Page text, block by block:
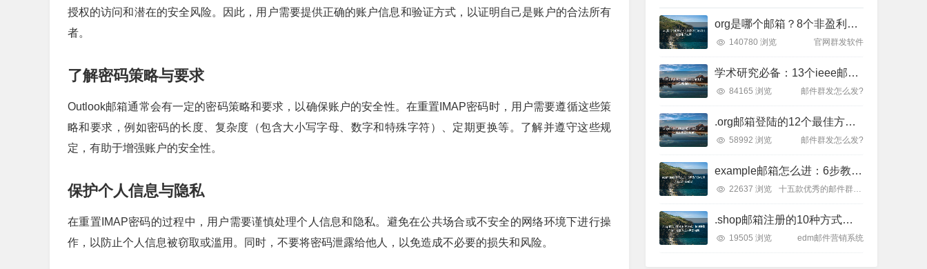
授权的访问和潜在的安全风险。因此，用户需要提供正确的账户信息和验证方式，以证明自己是账户的合法所有
者。
了解密码策略与要求
Outlook邮箱通常会有一定的密码策略和要求，以确保账户的安全性。在重置IMAP密码时，用户需要遵循这些策
略和要求，例如密码的长度、复杂度（包含大小写字母、数字和特殊字符）、定期更换等。了解并遵守这些规
定，有助于增强账户的安全性。
保护个人信息与隐私
在重置IMAP密码的过程中，用户需要谨慎处理个人信息和隐私。避免在公共场合或不安全的网络环境下进行操
作，以防止个人信息被窃取或滥用。同时，不要将密码泄露给他人，以免造成不必要的损失和风险。
org是哪个邮箱？8个非盈利组织常用邮箱服务推荐
140780 浏览 官网群发软件
学术研究必备：13个ieee邮箱注册与使用指南
84165 浏览 邮件群发怎么发?
.org邮箱登陆的12个最佳方式：从账号找回到安全设置
58992 浏览 邮件群发怎么发?
example邮箱怎么进：6步教你轻松进入Example邮箱
22637 浏览 十五款优秀的邮件群发平台
.shop邮箱注册的10种方式：快速获取个性化邮箱地址的完整指南
19505 浏览 edm邮件营销系统